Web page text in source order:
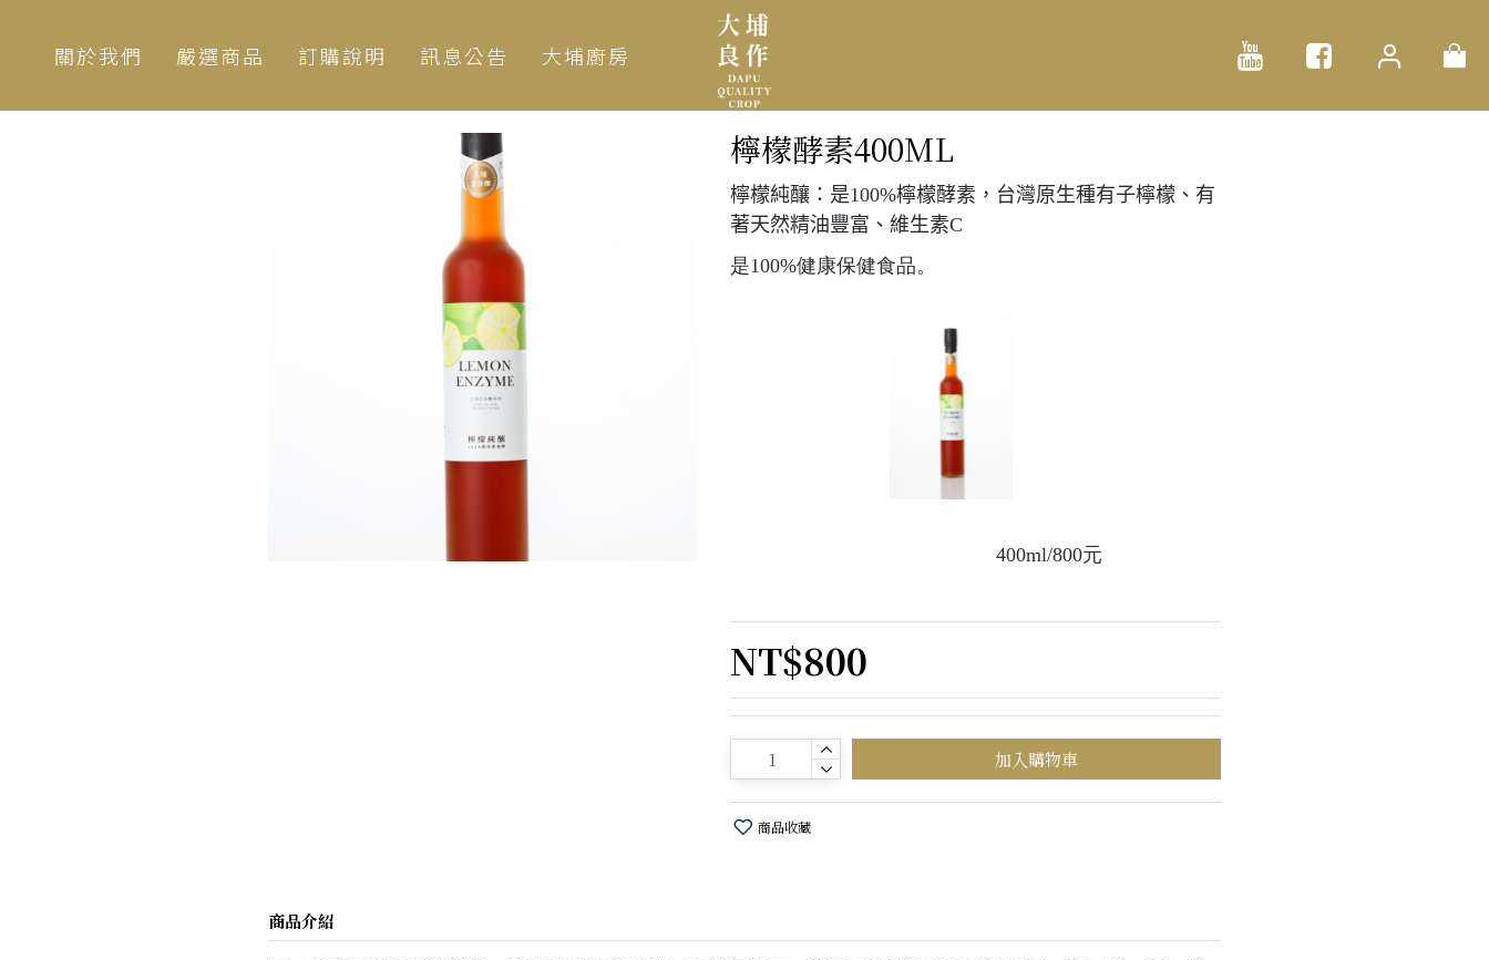
關於我們 嚴選商品 訂購說明 訊息公告 大埔廚房
檸檬酵素400ML
檸檬純釀：是100%檸檬酵素，台灣原生種有子檸檬、有
著天然精油豐富、維生素C
是100%健康保健食品。
400ml/800元
NT$800
加入購物車
商品收藏
商品介紹